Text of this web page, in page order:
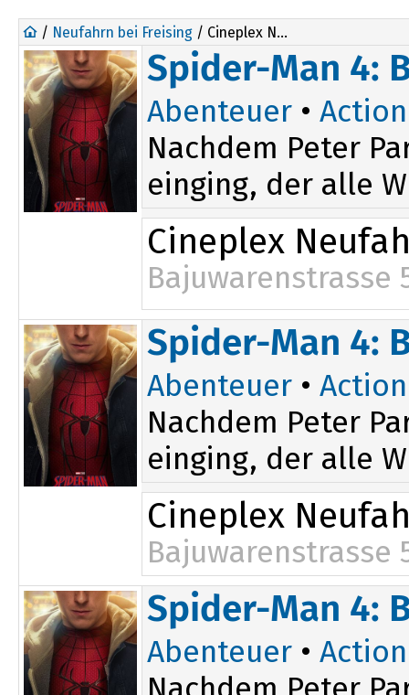
/ Neufahrn bei Freising / Cineplex Neufahrn
Spider-Man 4:
Abenteuer • Action
Nachdem Peter
einging, der alle
Cineplex
Bajuwarenstrasse
14:40
16:50
19:40
Spider-Man 4:
Abenteuer • Action
Nachdem Peter
einging, der alle
Cineplex
Bajuwarenstrasse
15:20 20:20
Spider-Man 4:
Abenteuer • Action